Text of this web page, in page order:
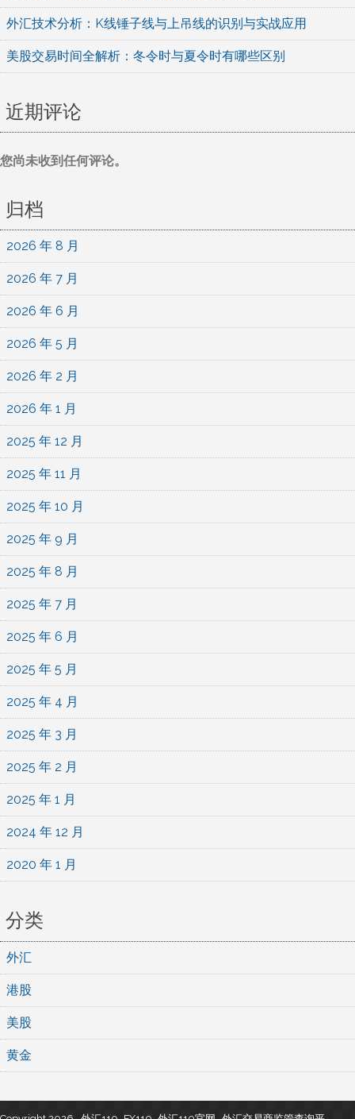
外汇技术分析：K线锤子线与上吊线的识别与实战应用
美股交易时间全解析：冬令时与夏令时有哪些区别
近期评论
您尚未收到任何评论。
归档
2026 年 8 月
2026 年 7 月
2026 年 6 月
2026 年 5 月
2026 年 2 月
2026 年 1 月
2025 年 12 月
2025 年 11 月
2025 年 10 月
2025 年 9 月
2025 年 8 月
2025 年 7 月
2025 年 6 月
2025 年 5 月
2025 年 4 月
2025 年 3 月
2025 年 2 月
2025 年 1 月
2024 年 12 月
2020 年 1 月
分类
外汇
港股
美股
黄金